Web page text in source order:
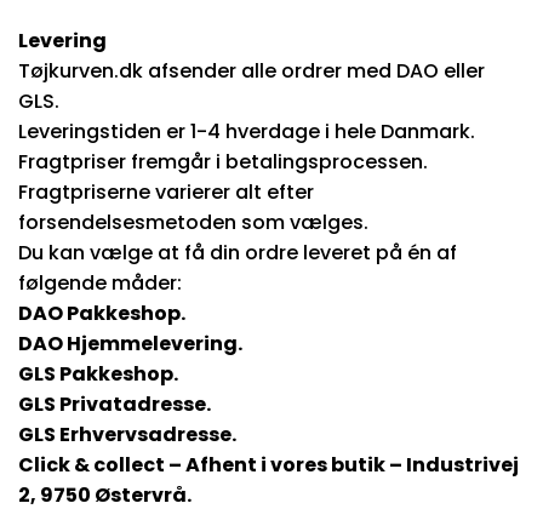
Levering
Tøjkurven.dk afsender alle ordrer med DAO eller
GLS.
Leveringstiden er 1-4 hverdage i hele Danmark.
Fragtpriser fremgår i betalingsprocessen.
Fragtpriserne varierer alt efter
forsendelsesmetoden som vælges.
Du kan vælge at få din ordre leveret på én af
følgende måder:
DAO Pakkeshop.
DAO Hjemmelevering.
GLS Pakkeshop.
GLS Privatadresse.
GLS Erhvervsadresse.
Click & collect – Afhent i vores butik – Industrivej
2, 9750 Østervrå.